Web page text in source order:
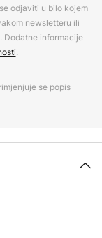
odjaviti u bilo kojem
newsletteru ili
. Dodatne informacije
.
se popis